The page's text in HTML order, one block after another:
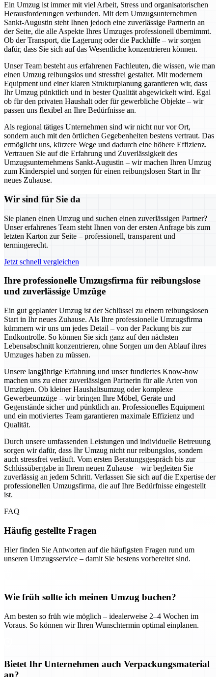
Ein Umzug ist immer mit viel Arbeit, Stress und organisatorischen
Herausforderungen verbunden. Mit dem Umzugsunternehmen
Sankt-Augustin steht Ihnen jedoch eine zuverlässige Partnerin an
der Seite, die alle Aspekte Ihres Umzuges professionell übernimmt.
Ob der Transport, die Lagerung oder die Packhilfe – wir sorgen
dafür, dass Sie sich auf das Wesentliche konzentrieren können.
Unser Team besteht aus erfahrenen Fachleuten, die wissen, wie man
einen Umzug reibungslos und stressfrei gestaltet. Mit modernem
Equipment und einer klaren Strukturplanung garantieren wir, dass
Ihr Umzug pünktlich und in bester Qualität abgewickelt wird. Egal
ob für den privaten Haushalt oder für gewerbliche Objekte – wir
passen uns flexibel an Ihre Bedürfnisse an.
Als regional tätiges Unternehmen sind wir nicht nur vor Ort,
sondern auch mit den örtlichen Gegebenheiten bestens vertraut. Das
ermöglicht uns, kürzere Wege und dadurch eine höhere Effizienz.
Vertrauen Sie auf die Erfahrung und Zuverlässigkeit des
Umzugsunternehmens Sankt-Augustin – wir machen Ihren Umzug
zum Kinderspiel und sorgen für einen reibungslosen Start in Ihr
neues Zuhause.
Wir sind für Sie da
Sie planen einen Umzug und suchen einen zuverlässigen Partner?
Unser erfahrenes Team steht Ihnen von der ersten Anfrage bis zum
letzten Karton zur Seite – professionell, transparent und
termingerecht.
Jetzt schnell vergleichen
Ihre professionelle Umzugsfirma für reibungslose
und zuverlässige Umzüge
Ein gut geplanter Umzug ist der Schlüssel zu einem reibungslosen
Start in Ihr neues Zuhause. Als Ihre professionelle Umzugsfirma
kümmern wir uns um jedes Detail – von der Packung bis zur
Endkontrolle. So können Sie sich ganz auf den nächsten
Lebensabschnitt konzentrieren, ohne Sorgen um den Ablauf ihres
Umzuges haben zu müssen.
Unsere langjährige Erfahrung und unser fundiertes Know-how
machen uns zu einer zuverlässigen Partnerin für alle Arten von
Umzügen. Ob kleiner Haushaltsumzug oder komplexe
Gewerbeumzüge – wir bringen Ihre Möbel, Geräte und
Gegenstände sicher und pünktlich an. Professionelles Equipment
und ein motiviertes Team garantieren maximale Effizienz und
Qualität.
Durch unsere umfassenden Leistungen und individuelle Betreuung
sorgen wir dafür, dass Ihr Umzug nicht nur reibungslos, sondern
auch stressfrei verläuft. Vom ersten Beratungsgespräch bis zur
Schlüssübergabe in Ihrem neuen Zuhause – wir begleiten Sie
zuverlässig an jedem Schritt. Verlassen Sie sich auf die Expertise der
professionellen Umzugsfirma, die auf Ihre Bedürfnisse eingestellt
ist.
FAQ
Häufig gestellte Fragen
Hier finden Sie Antworten auf die häufigsten Fragen rund um
unseren Umzugsservice – damit Sie bestens vorbereitet sind.
Wie früh sollte ich meinen Umzug buchen?
Am besten so früh wie möglich – idealerweise 2–4 Wochen im
Voraus. So können wir Ihren Wunschtermin optimal einplanen.
Bietet Ihr Unternehmen auch Verpackungsmaterial
an?